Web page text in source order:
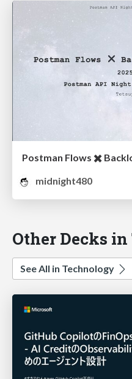
Postman Flows ✖️
midnight480
Other Decks
See All in Technology